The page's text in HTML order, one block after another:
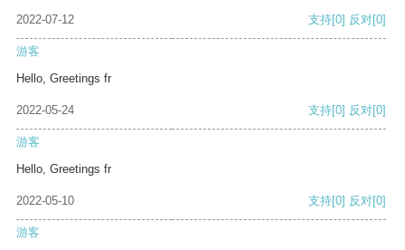
2022-07-12 支持[0] 反对[0]
游客
Hello, Greetings fr
2022-05-24 支持[0] 反对[0]
游客
Hello, Greetings fr
2022-05-10 支持[0] 反对[0]
游客